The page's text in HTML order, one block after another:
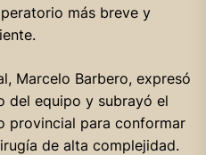
más breve y
Marcelo Barbero, expresó
del equipo y subrayó el
provincial para conformar
de alta complejidad.